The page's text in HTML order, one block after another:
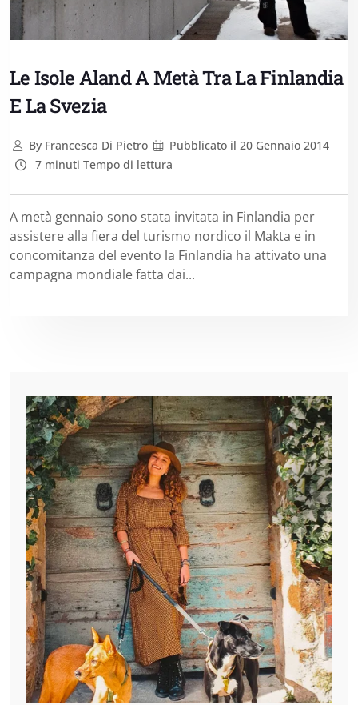
Le Isole Aland A Metà Tra La Finlandia
E La Svezia
ByFrancesca Di Pietro Pubblicato il 20 Gennaio 2014
7 minuti Tempo di lettura
A metà gennaio sono stata invitata in Finlandia per
assistere alla fiera del turismo nordico il Makta e in
concomitanza del evento la Finlandia ha attivato una
campagna mondiale fatta dai...